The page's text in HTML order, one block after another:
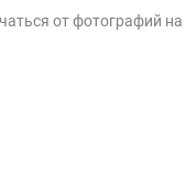
от фотографий на